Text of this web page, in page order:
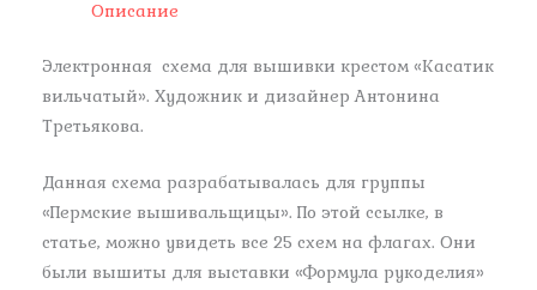
Описание
Электронная схема для вышивки крестом «Касатик
вильчатый». Художник и дизайнер Антонина
Третьякова.
Данная схема разрабатывалась для группы
«Пермские вышивальщицы». По этой ссылке, в
статье, можно увидеть все 25 схем на флагах. Они
были вышиты для выставки «Формула рукоделия»